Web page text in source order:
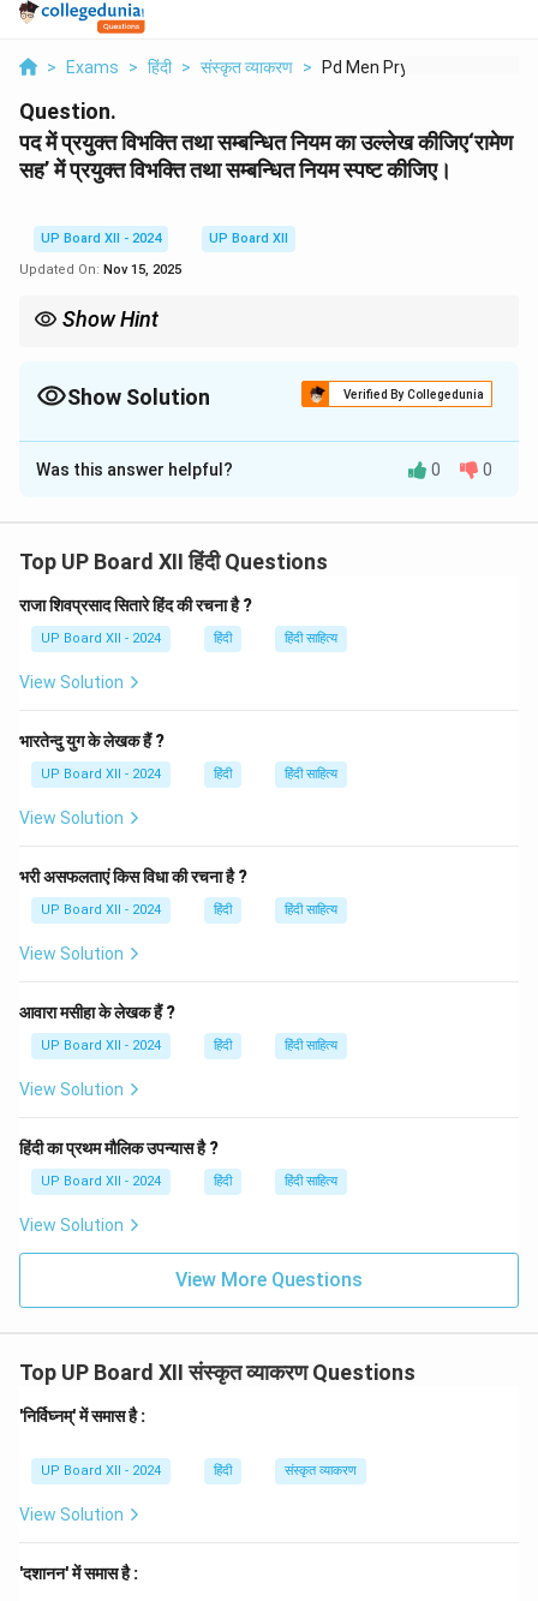
> Exams > हिंदी > संस्कृत व्याकरण > Pd Men Pryukt Vibhkt...
Question.
पद में प्रयुक्त विभक्ति तथा सम्बन्धित नियम का उल्लेख कीजिए‘रामेण
सह’ में प्रयुक्त विभक्ति तथा सम्बन्धित नियम स्पष्ट कीजिए।
UP Board XII - 2024
UP Board XII
Updated On: Nov 15, 2025
Show Hint
Show Solution Verified By Collegedunia
Solution and Explanation
प्रयुक्त विभक्ति: तृतीया विभक्ति (Instrumental Case)
- यहाँ ‘रामेण’ शब्द तृतीया विभक्ति एकवचनमें प्रयुक्त हुआ है, जिसका
अर्थ है "राम के साथ"।
- अतः ‘रामेण सह’ का अर्थ हुआ "राम के साथ"।
Was this answer helpful? 0 0
Top UP Board XII हिंदी Questions
राजा शिवप्रसाद सितारे हिंद की रचना है ?
UP Board XII - 2024 हिंदी हिंदी साहित्य
View Solution
भारतेन्दु युग के लेखक हैं ?
UP Board XII - 2024 हिंदी हिंदी साहित्य
View Solution
भरी असफलताएं किस विधा की रचना है ?
UP Board XII - 2024 हिंदी हिंदी साहित्य
View Solution
आवारा मसीहा के लेखक हैं ?
UP Board XII - 2024 हिंदी हिंदी साहित्य
View Solution
हिंदी का प्रथम मौलिक उपन्यास है ?
UP Board XII - 2024 हिंदी हिंदी साहित्य
View Solution
View More Questions
Top UP Board XII संस्कृत व्याकरण Questions
'निर्विघ्नम्' में समास है :
UP Board XII - 2024 हिंदी संस्कृत व्याकरण
View Solution
'दशानन' में समास है :